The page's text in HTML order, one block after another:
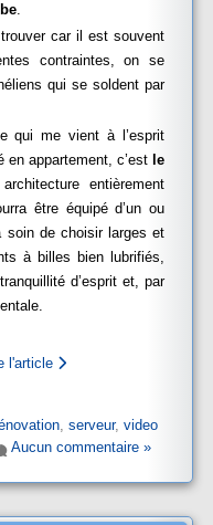
.
car il est souvent
contraintes, on se
qui se soldent par
qui me vient à l’esprit
en appartement, c’est le
entièrement
être équipé d’un ou
soin de choisir larges et
à billes bien lubrifiés,
d’esprit et, par
l'article
, serveur, video
Aucun commentaire »